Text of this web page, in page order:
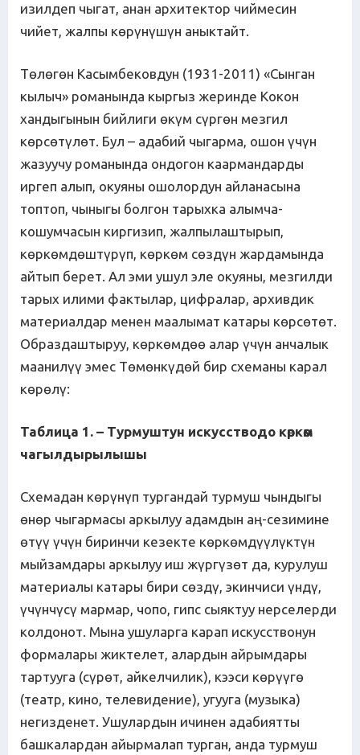
изилдеп чыгат, анан архитектор чиймесин
чийет, жалпы көрүнүшүн аныктайт.
Төлөгөн Касымбековдун (1931-2011) «Сынган
кылыч» романында кыргыз жеринде Кокон
хандыгынын бийлиги өкүм сүргөн мезгил
көрсөтүлөт. Бул – адабий чыгарма, ошон үчүн
жазуучу романында ондогон каармандарды
иргеп алып, окуяны ошолордун айланасына
топтоп, чыныгы болгон тарыхка алымча-
кошумчасын киргизип, жалпылаштырып,
көркөмдөштүрүп, көркөм сөздүн жардамында
айтып берет. Ал эми ушул эле окуяны, мезгилди
тарых илими фактылар, цифралар, архивдик
материалдар менен маалымат катары көрсөтөт.
Образдаштыруу, көркөмдөө алар үчүн анчалык
маанилүү эмес Төмөнкүдөй бир схеманы карал
көрөлү:
Таблица 1. – Турмуштун искусстводо көркөм
чагылдырылышы
Схемадан көрүнүп тургандай турмуш чындыгы
өнөр чыгармасы аркылуу адамдын аң-сезимине
өтүү үчүн биринчи кезекте көркөмдүүлүктүн
мыйзамдары аркылуу иш жүргүзөт да, курулуш
материалы катары бири сөздү, экинчиси үндү,
үчүнчүсү мармар, чопо, гипс сыяктуу нерселерди
колдонот. Мына ушуларга карап искусствонун
формалары жиктелет, алардын айрымдары
тартууга (сүрөт, айкелчилик), кээси көрүүгө
(театр, кино, телевидение), угууга (музыка)
негизденет. Ушулардын ичинен адабиятты
башкалардан айырмалап турган, анда турмуш